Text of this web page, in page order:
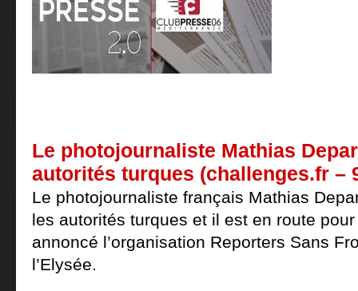
Le photojournaliste Mathias
autorités turques (challenges.fr –
Le photojournaliste français Mathias
les autorités turques et il est en route
annoncé l’organisation Reporters Sans
l’Elysée.